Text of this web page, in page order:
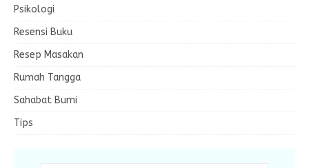
Psikologi
Resensi Buku
Resep Masakan
Rumah Tangga
Sahabat Bumi
Tips